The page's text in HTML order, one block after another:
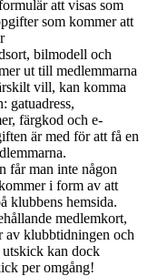
att visas som
som kommer att
bilmodell och
ut till medlemmarna
vill, kan komma
gatuadress,
färgkod och e-
är med för att få en
får man inte någon
i form av att
klubbens hemsida.
medlemkort,
av klubbtidningen och
kan dock
per omgång!